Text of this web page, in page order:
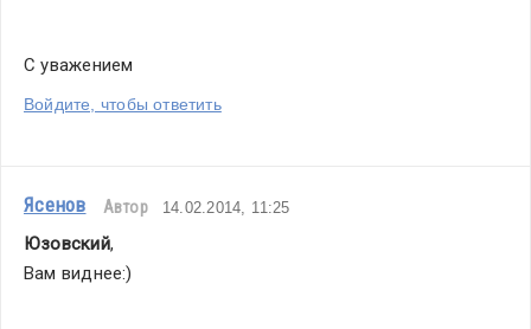
С уважением
Войдите, чтобы ответить
Ясенов Автор 14.02.2014, 11:25
Юзовский,
Вам виднее:)